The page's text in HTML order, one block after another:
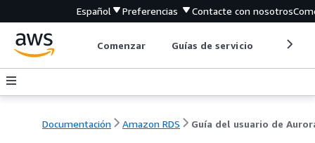
Español Preferencias Contacte con nosotros
Comenzar Guías de servicio
Documentación Amazon RDS Guía del usuario de